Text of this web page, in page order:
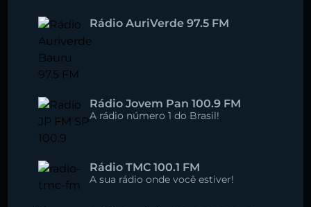
Rádio AuriVerde 97.5 FM
Rádio Jovem Pan 100.9 FM
A rádio número 1 do Brasil!
Rádio TMC 100.1 FM
A sua rádio onde você estiver!